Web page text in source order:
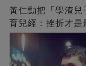
黃仁勳把「學渣兒
育兒經：挫折才是